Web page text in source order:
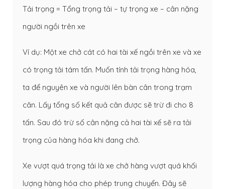
Tải trọng = Tổng trọng tải – tự trọng xe – cân nặng
người ngồi trên xe
Ví dụ: Một xe chở cát có hai tài xế ngồi trên xe và xe
có trọng tải tám tấn. Muốn tính tải trọng hàng hóa,
ta để nguyên xe và người lên bàn cân trong trạm
cân. Lấy tổng số kết quả cân được sẽ trừ đi cho 8
tấn. Sau đó trừ số cân nặng cả hai tài xế sẽ ra tải
trọng của hàng hóa khi đang chở.
Xe vượt quá trọng tải là xe chở hàng vượt quá khối
lượng hàng hóa cho phép trung chuyển. Đây sẽ